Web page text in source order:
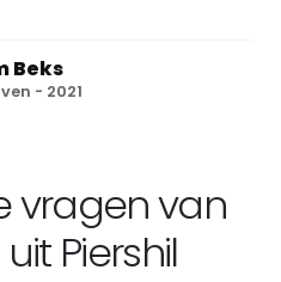
Beks
- 2021
vragen van
Piershil